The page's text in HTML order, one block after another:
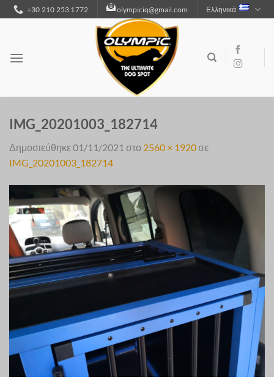
Μετάβαση
στο
+30 210 253 1772 olympiciq@gmail.com Ελληνικά
IMG_20201003_182714
Δημοσιεύθηκε01/11/2021 στο 2560 × 1920σε
IMG_20201003_182714